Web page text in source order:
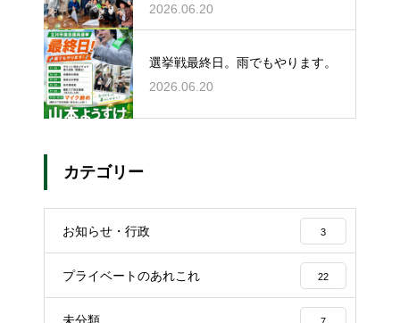
2026.06.20
選挙戦最終日。雨でもやります。
2026.06.20
カテゴリー
お知らせ・行政 3
プライベートのあれこれ 22